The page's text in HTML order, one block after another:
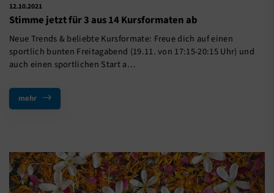
12.10.2021
Stimme jetzt für 3 aus 14 Kursformaten ab
Neue Trends & beliebte Kursformate: Freue dich auf einen
sportlich bunten Freitagabend (19.11. von 17:15-20:15 Uhr) und
auch einen sportlichen Start a…
mehr